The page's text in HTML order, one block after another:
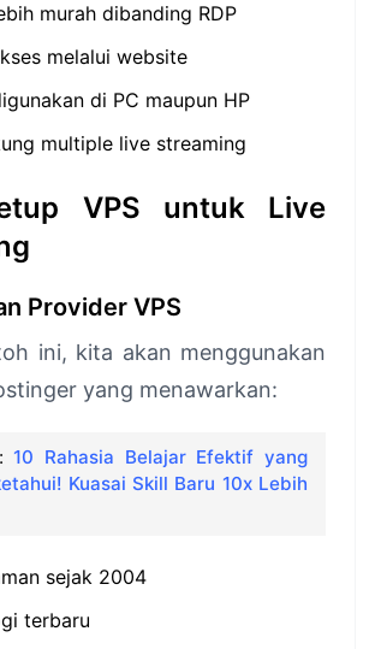
murah dibanding RDP
melalui website
di PC maupun HP
multiple live streaming
VPS untuk Live
Provider VPS
ini, kita akan menggunakan
yang menawarkan:
10 Rahasia Belajar Efektif yang
Kuasai Skill Baru 10x Lebih
sejak 2004
terbaru